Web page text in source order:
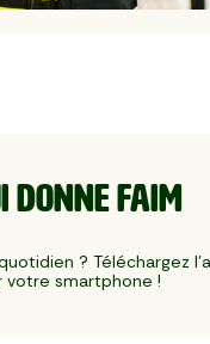
DONNE FAIM
? Téléchargez
votre smartphone !